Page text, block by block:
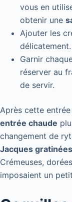
vous en
obtenir une
Ajouter les
délicatement.
Garnir
réserver au
de servir.
Après cette
entrée chaude
changement de
Jacques gratinées
Crémeuses,
imposaient un